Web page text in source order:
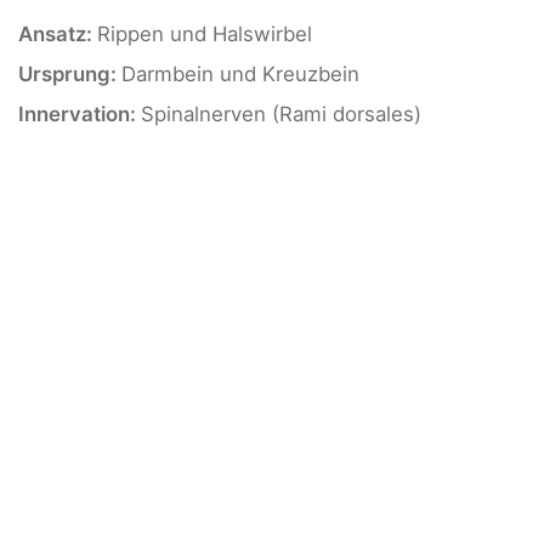
Ansatz: Rippen und Halswirbel
Ursprung: Darmbein und Kreuzbein
Innervation: Spinalnerven (Rami dorsales)